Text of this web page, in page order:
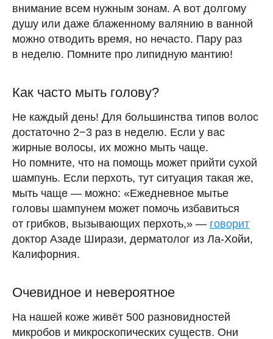
внимание всем нужным зонам. А вот долгому
душу или даже блаженному валянию в ванной
можно отводить время, но нечасто. Пару раз
в неделю. Помните про липидную мантию!
Как часто мыть голову?
Не каждый день! Для большинства типов волос
достаточно 2−3 раз в неделю. Если у вас
жирные волосы, их можно мыть чаще.
Но помните, что на помощь может прийти сухой
шампунь. Если перхоть, тут ситуация такая же,
мыть чаще — можно: «Ежедневное мытье
головы шампунем может помочь избавиться
от грибков, вызывающих перхоть,» — говорит
доктор Азаде Ширази, дерматолог из Ла-Хойи,
Калифорния.
Очевидное и невероятное
На нашей коже живёт 500 разновидностей
микробов и микроскопических существ. Они
Скачивайте календарь
месячных Clatch